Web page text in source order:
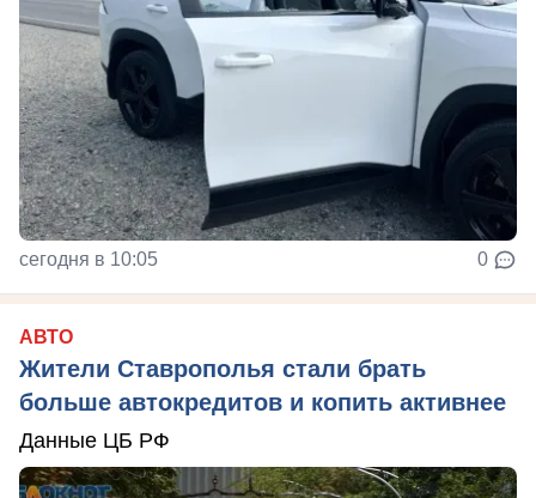
сегодня в 10:05 0
АВТО
Жители Ставрополья стали брать
больше автокредитов и копить активнее
Данные ЦБ РФ